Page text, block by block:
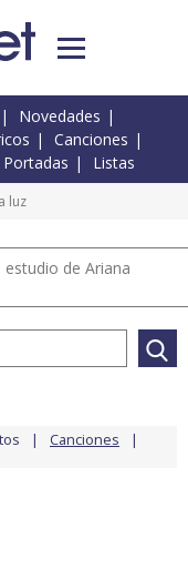
Novedades
Canciones
Portadas Listas
luz
de Ariana
Canciones